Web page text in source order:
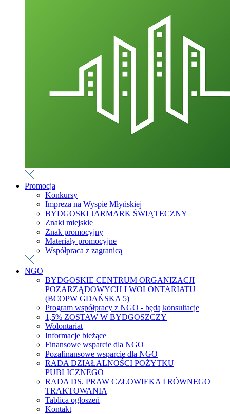
Promocja
Konkursy
Impreza na Wyspie Młyńskiej
BYDGOSKI JARMARK ŚWIĄTECZNY
Znaki miejskie
Znak promocyjny
Materiały promocyjne
Współpraca z zagranicą
NGO
BYDGOSKIE CENTRUM ORGANIZACJI
POZARZĄDOWYCH I WOLONTARIATU
(BCOPW GDAŃSKA 5)
Program współpracy z NGO - będą konsultacje
1,5% ZOSTAW W BYDGOSZCZY
Wolontariat
Informacje bieżące
Finansowe wsparcie dla NGO
Pozafinansowe wsparcie dla NGO
RADA DZIAŁALNOŚCI POŻYTKU
PUBLICZNEGO
RADA DS. PRAW CZŁOWIEKA I RÓWNEGO
TRAKTOWANIA
Tablica ogłoszeń
Kontakt